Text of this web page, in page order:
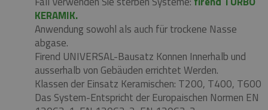
KERAMIK.
Anwendung sowohl als auch für trockene Nasse
abgase.
Firend UNIVERSAL-Bausatz Konnen Innerhalb und
ausserhalb von Gebäuden errichtet Werden.
Klassen der Einsatz Keramischen: T200, T400, T600
Das System-Entspricht der Europaischen Normen EN